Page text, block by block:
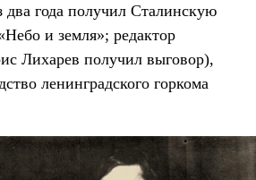
два года получил Сталинскую
и земля»; редактор
Лихарев получил выговор),
ленинградского горкома